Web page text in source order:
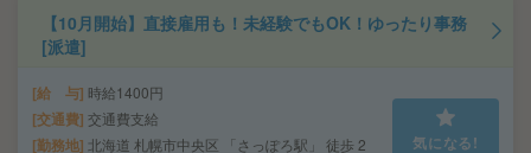
【10月開始】直接雇用も！未経験でもOK！ゆったり事務
[派遣]
給 与 時給1400円
交通費 交通費支給
勤務地 北海道 札幌市中央区 「さっぽろ駅」 徒歩 2 気になる!